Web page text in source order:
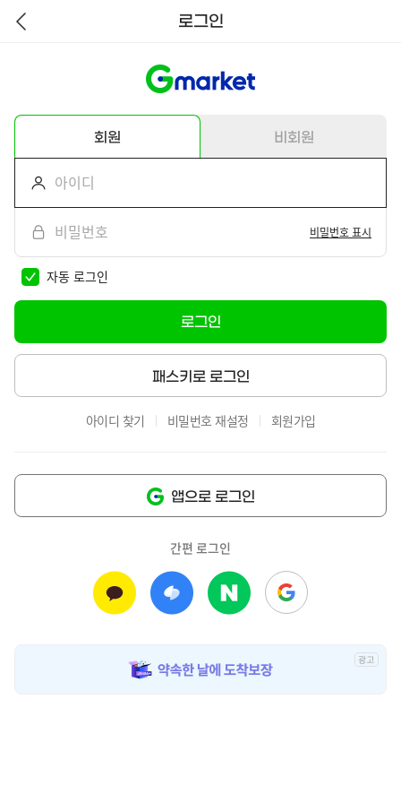
뒤
로그인
회원 비회원
비밀번호 표시
자동 로그인
로그인
패스키로 로그인
아이디 찾기 비밀번호 재설정 회원가입
앱으로 로그인
간편 로그인